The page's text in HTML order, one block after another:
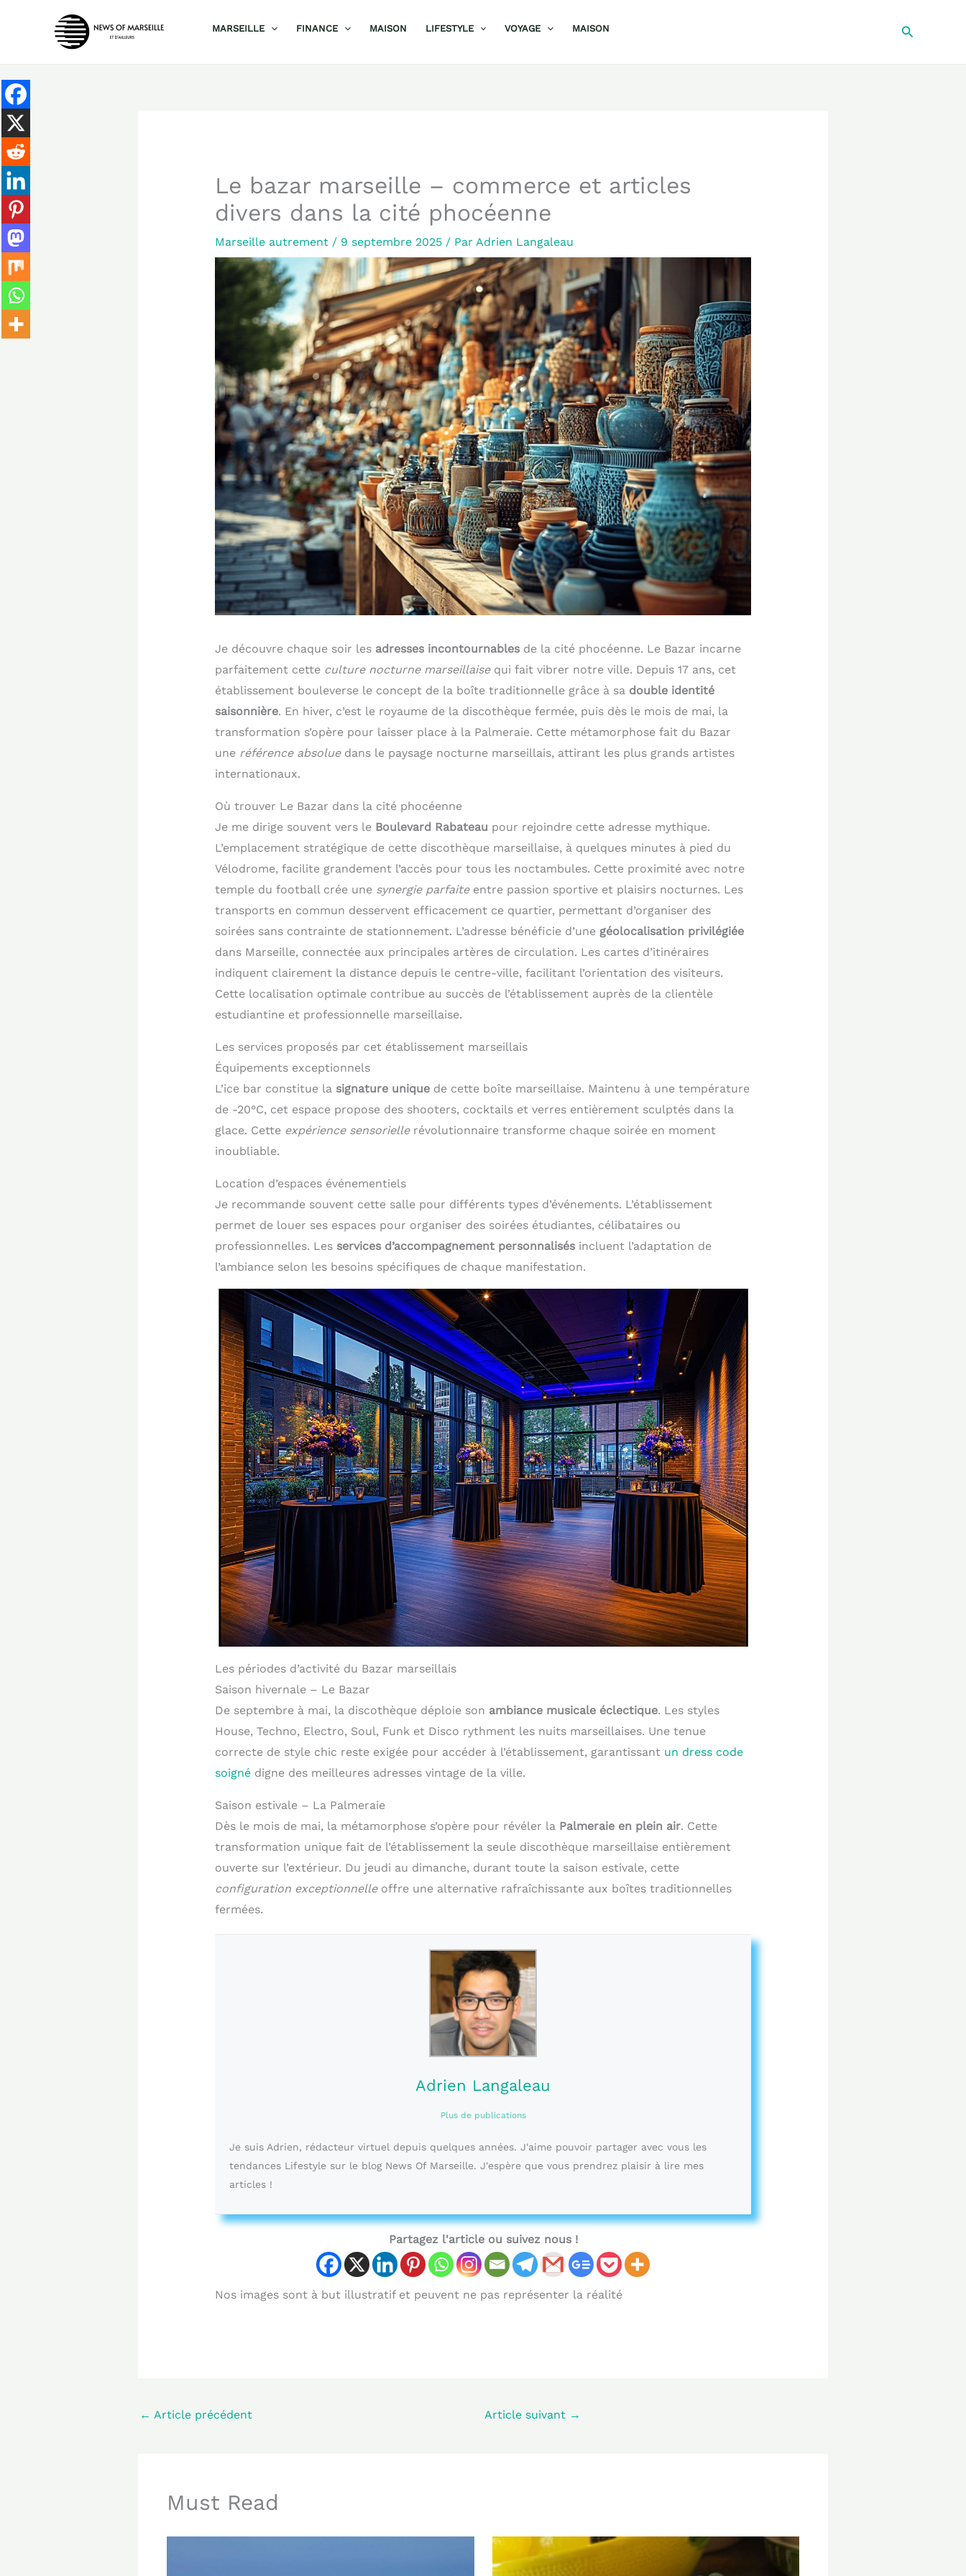
MARSEILLE FINANCE MAISON LIFESTYLE VOYAGE MAISON
Le bazar marseille – commerce et articles
divers dans la cité phocéenne
Marseille autrement/ 9 septembre 2025 / Par Adrien Langaleau
Je découvre chaque soir les adresses incontournablesde la cité phocéenne. Le Bazar incarne
parfaitement cette culture nocturne marseillaisequi fait vibrer notre ville. Depuis 17 ans, cet
établissement bouleverse le concept de la boîte traditionnelle grâce à sa double identité
saisonnière. En hiver, c’est le royaume de la discothèque fermée, puis dès le mois de mai, la
transformation s’opère pour laisser place à la Palmeraie. Cette métamorphose fait du Bazar
une référence absoluedans le paysage nocturne marseillais, attirant les plus grands artistes
internationaux.
Où trouver Le Bazar dans la cité phocéenne
Je me dirige souvent vers le Boulevard Rabateau pour rejoindre cette adresse mythique.
L’emplacement stratégique de cette discothèque marseillaise, à quelques minutes à pied du
Vélodrome, facilite grandement l’accès pour tous les noctambules. Cette proximité avec notre
temple du football crée une synergie parfaiteentre passion sportive et plaisirs nocturnes. Les
transports en commun desservent efficacement ce quartier, permettant d’organiser des
soirées sans contrainte de stationnement. L’adresse bénéficie d’une géolocalisation privilégiée
dans Marseille, connectée aux principales artères de circulation. Les cartes d’itinéraires
indiquent clairement la distance depuis le centre-ville, facilitant l’orientation des visiteurs.
Cette localisation optimale contribue au succès de l’établissement auprès de la clientèle
estudiantine et professionnelle marseillaise.
Les services proposés par cet établissement marseillais
Équipements exceptionnels
L’ice bar constitue la signature uniquede cette boîte marseillaise. Maintenu à une température
de -20°C, cet espace propose des shooters, cocktails et verres entièrement sculptés dans la
glace. Cette expérience sensoriellerévolutionnaire transforme chaque soirée en moment
inoubliable.
Location d’espaces événementiels
Je recommande souvent cette salle pour différents types d’événements. L’établissement
permet de louer ses espaces pour organiser des soirées étudiantes, célibataires ou
professionnelles. Les services d’accompagnement personnalisésincluent l’adaptation de
l’ambiance selon les besoins spécifiques de chaque manifestation.
Les périodes d’activité du Bazar marseillais
Saison hivernale – Le Bazar
De septembre à mai, la discothèque déploie son ambiance musicale éclectique. Les styles
House, Techno, Electro, Soul, Funk et Disco rythment les nuits marseillaises. Une tenue
correcte de style chic reste exigée pour accéder à l’établissement, garantissant un dress code
soignédigne des meilleures adresses vintage de la ville.
Saison estivale – La Palmeraie
Dès le mois de mai, la métamorphose s’opère pour révéler la Palmeraie en plein air. Cette
transformation unique fait de l’établissement la seule discothèque marseillaise entièrement
ouverte sur l’extérieur. Du jeudi au dimanche, durant toute la saison estivale, cette
configuration exceptionnelleoffre une alternative rafraîchissante aux boîtes traditionnelles
fermées.
Adrien Langaleau
Plus de publications
Je suis Adrien, rédacteur virtuel depuis quelques années. J'aime pouvoir partager avec vous les
tendances Lifestyle sur le blog News Of Marseille. J'espère que vous prendrez plaisir à lire mes
articles !
Partagez l'article ou suivez nous !
Nos images sont à but illustratif et peuvent ne pas représenter la réalité
← Article précédent Article suivant →
Must Read